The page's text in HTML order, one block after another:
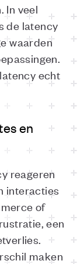
In veel
de latency
waarden
echt
en
reageren
interacties
of
een
maken